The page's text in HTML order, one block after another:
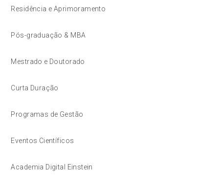
Residência e Aprimoramento
Pós-graduação & MBA
Mestrado e Doutorado
Curta Duração
Programas de Gestão
Eventos Científicos
Academia Digital Einstein